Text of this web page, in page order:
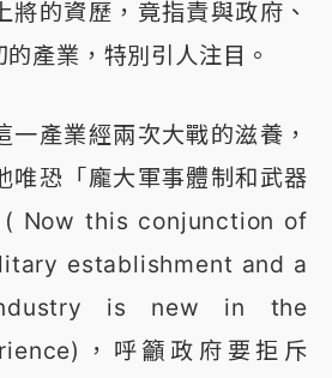
將的資歷，竟指責與政府、
產業，特別引人注目。
一產業經兩次大戰的滋養，
唯恐「龐大軍事體制和武器
( Now this conjunction of
establishment and a
is new in the
，呼籲政府要拒斥